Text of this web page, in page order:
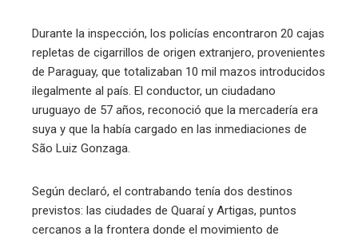
Durante la inspección, los policías encontraron 20 cajas
repletas de cigarrillos de origen extranjero, provenientes
de Paraguay, que totalizaban 10 mil mazos introducidos
ilegalmente al país. El conductor, un ciudadano
uruguayo de 57 años, reconoció que la mercadería era
suya y que la había cargado en las inmediaciones de
São Luiz Gonzaga.
Según declaró, el contrabando tenía dos destinos
previstos: las ciudades de Quaraí y Artigas, puntos
cercanos a la frontera donde el movimiento de